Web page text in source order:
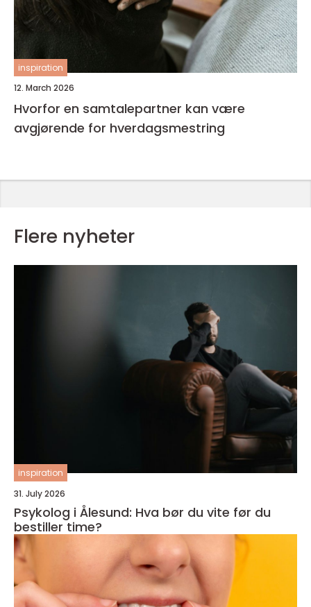
inspiration
12. March 2026
Hvorfor en samtalepartner kan være
avgjørende for hverdagsmestring
Flere nyheter
inspiration
31. July 2026
Psykolog i Ålesund: Hva bør du vite før du
bestiller time?